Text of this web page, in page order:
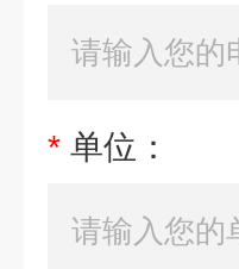
* 单位：